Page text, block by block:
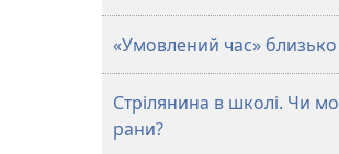
«Умовлений час» близько
Стрілянина в школі. Чи
рани?